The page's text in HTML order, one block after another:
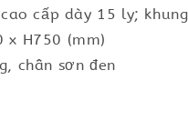
cấp dày 15 ly;
x H750 (mm)
chân sơn đen